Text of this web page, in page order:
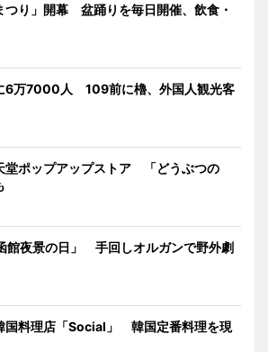
つり」開幕 盆踊りを毎日開催、飲食・
6万7000人 109前に櫓、外国人観光客
堂ポップアップストア 「どうぶつの
館夜景の日」 手回しオルガンで野外劇
国料理店「Social」 韓国定番料理を現